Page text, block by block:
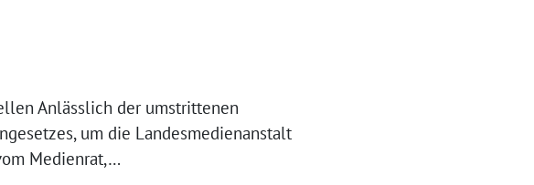
Anlässlich der umstrittenen
um die Landesmedienanstalt
Medienrat,…